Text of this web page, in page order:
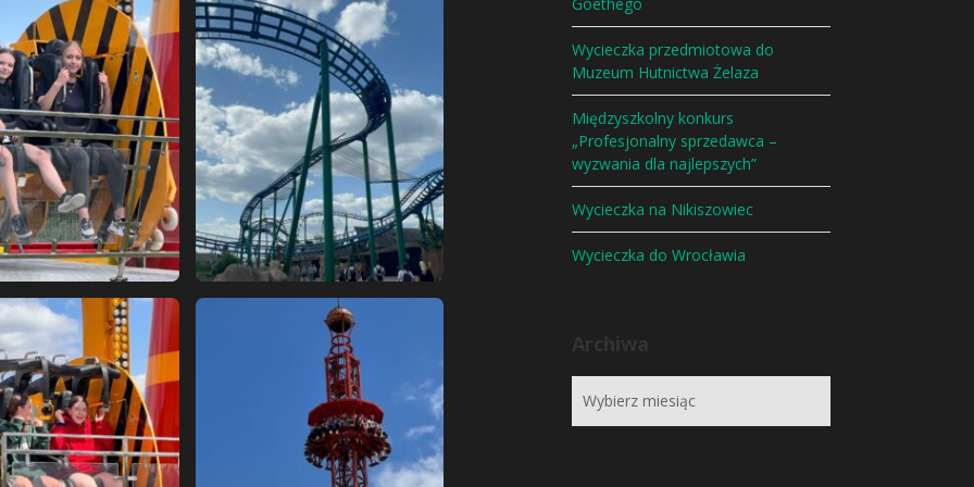
Wycieczka przedmiotowa do
Muzeum Hutnictwa Żelaza
Międzyszkolny konkurs
„Profesjonalny sprzedawca –
wyzwania dla najlepszych”
Wycieczka na Nikiszowiec
Wycieczka do Wrocławia